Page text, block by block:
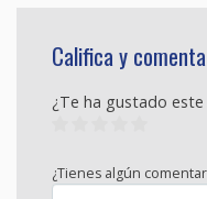
Califica y
¿Te ha gustado este
¿Tienes algún